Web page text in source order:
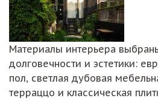
Материалы интерьера
долговечности и эстетики:
пол, светлая дубовая
терраццо и классическая